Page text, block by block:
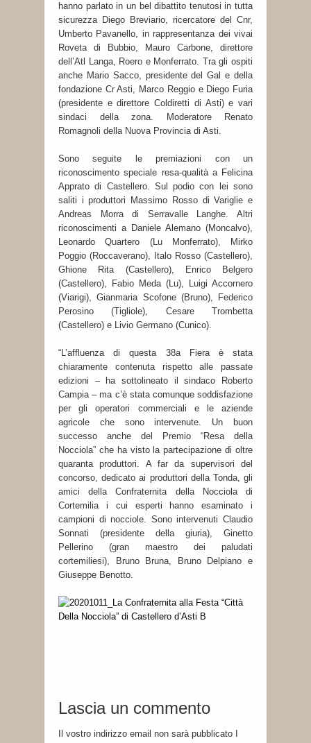
hanno parlato in un bel dibattito tenutosi in tutta
sicurezza Diego Breviario, ricercatore del Cnr,
Umberto Pavanello, in rappresentanza dei vivai
Roveta di Bubbio, Mauro Carbone, direttore
dell’Atl Langa, Roero e Monferrato. Tra gli ospiti
anche Mario Sacco, presidente del Gal e della
fondazione Cr Asti, Marco Reggio e Diego Furia
(presidente e direttore Coldiretti di Asti) e vari
sindaci della zona. Moderatore Renato
Romagnoli della Nuova Provincia di Asti.
Sono seguite le premiazioni con un
riconoscimento speciale resa-qualità a Felicina
Apprato di Castellero. Sul podio con lei sono
saliti i produttori Massimo Rosso di Variglie e
Andreas Morra di Serravalle Langhe. Altri
riconoscimenti a Daniele Alemano (Moncalvo),
Leonardo Quartero (Lu Monferrato), Mirko
Poggio (Roccaverano), Italo Rosso (Castellero),
Ghione Rita (Castellero), Enrico Belgero
(Castellero), Fabio Meda (Lu), Luigi Accornero
(Viarigi), Gianmaria Scofone (Bruno), Federico
Perosino (Tigliole), Cesare Trombetta
(Castellero) e Livio Germano (Cunico).
“L’affluenza di questa 38a Fiera è stata
chiaramente contenuta rispetto alle passate
edizioni – ha sottolineato il sindaco Roberto
Campia – ma c’è stata comunque soddisfazione
per gli operatori commerciali e le aziende
agricole che sono intervenute. Un buon
successo anche del Premio “Resa della
Nocciola” che ha visto la partecipazione di oltre
quaranta produttori. A far da supervisori del
concorso, dedicato ai produttori della Tonda, gli
amici della Confraternita della Nocciola di
Cortemilia i cui esperti hanno esaminato i
campioni di nocciole. Sono intervenuti Claudio
Sonnati (presidente della giuria), Ginetto
Pellerino (gran maestro dei paludati
cortemiliesi), Bruno Bruna, Bruno Delpiano e
Giuseppe Benotto.
Lascia un commento
Il vostro indirizzo email non sarà pubblicato I